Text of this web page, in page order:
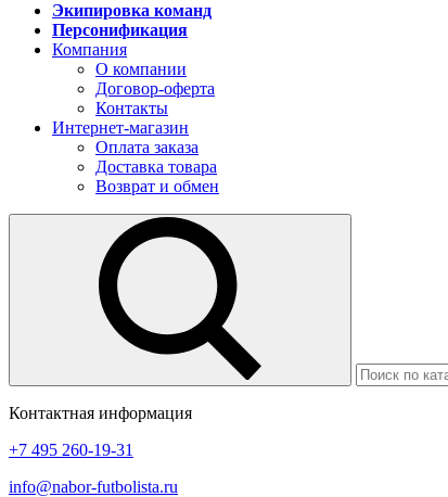
Экипировка команд
Персонификация
Компания
О компании
Договор-оферта
Контакты
Интернет-магазин
Оплата заказа
Доставка товара
Возврат и обмен
Контактная информация
+7 495 260-19-31
info@nabor-futbolista.ru